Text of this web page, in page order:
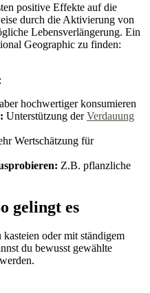
positive Effekte auf die
durch die Aktivierung von
Lebensverlängerung. Ein
Geographic zu finden:
hochwertiger konsumieren
Unterstützung derVerdauung
Wertschätzung für
Z.B. pflanzliche
gelingt es
kasteien oder mit ständigem
du bewusst gewählte